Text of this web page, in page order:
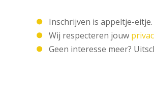
Inschrijven is appeltje-eitje.
Wij respecteren jouw
Geen interesse meer?